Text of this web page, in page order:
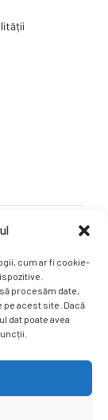
cum ar fi cookie-
procesăm date,
acest site. Dacă
dat poate avea